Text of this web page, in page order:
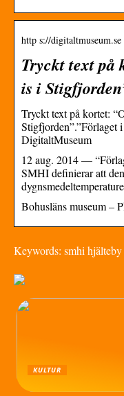
http s://
Tryckt text på
is i
Tryckt text på kortet:
Stigfjorden”.”Förlaget
DigitaltMuseum
12 aug. 2014 —
SMHI definierar att
Bohusläns museum –
Keywords: smhi hjälteby
KULTUR